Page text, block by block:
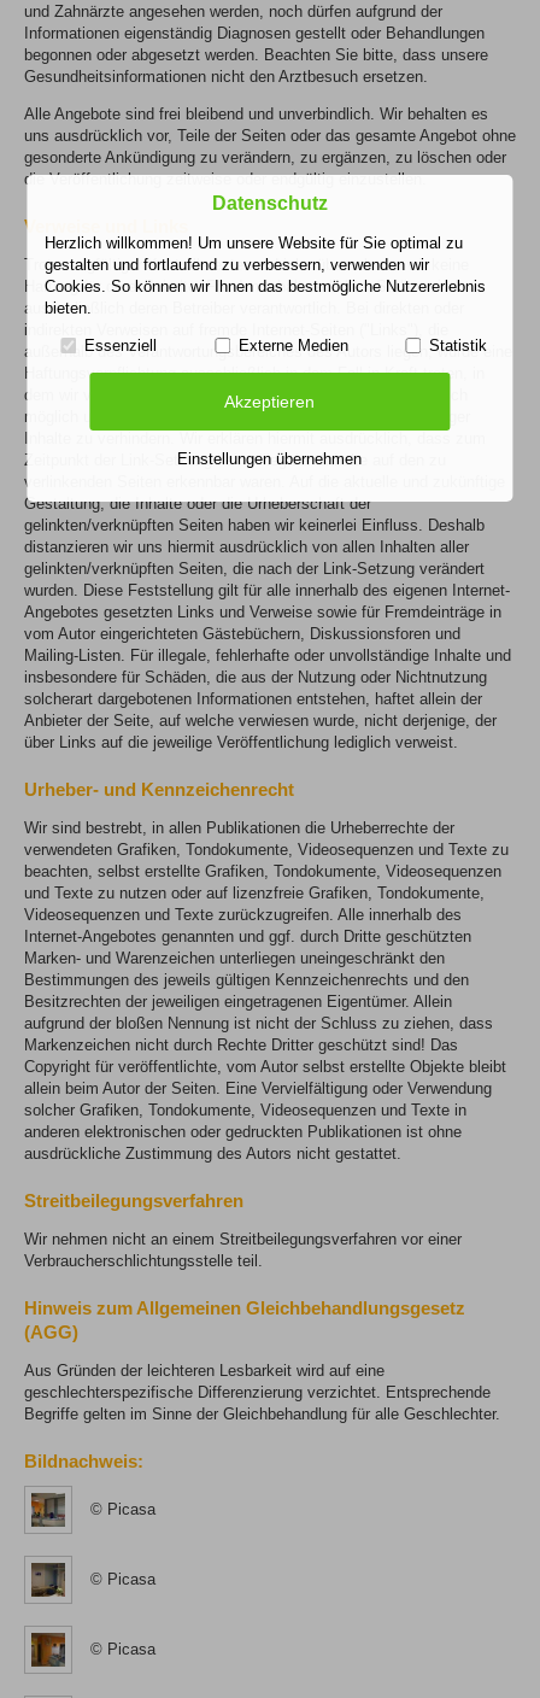
und Zahnärzte angesehen werden, noch dürfen aufgrund der
Informationen eigenständig Diagnosen gestellt oder Behandlungen
begonnen oder abgesetzt werden. Beachten Sie bitte, dass unsere
Gesundheitsinformationen nicht den Arztbesuch ersetzen.
Alle Angebote sind frei bleibend und unverbindlich. Wir behalten es
uns ausdrücklich vor, Teile der Seiten oder das gesamte Angebot ohne
gesonderte Ankündigung zu verändern, zu ergänzen, zu löschen oder
die Veröffentlichung zeitweise oder endgültig einzustellen.
Verweise und Links
Trotz sorgfältiger Kontrolle externer Links übernehmen wir keine
Haftung für deren Inhalte. Für den Inhalt verlinkter Stellen sind
ausschließlich deren Betreiber verantwortlich. Bei direkten oder
indirekten Verweisen auf fremde Internet-Seiten ("Links"), die
außerhalb des Verantwortungsbereiches des Autors liegen, würde eine
Haftungsverpflichtung ausschließlich in dem Fall in Kraft treten, in
dem wir von den Inhalten Kenntnis hätten und es uns technisch
möglich und zumutbar wäre, die Nutzung im Falle rechtswidriger
Zeitpunkt der Link-Setzung keine illegalen Inhalte auf den zu
verlinkenden Seiten erkennbar waren. Auf die aktuelle und zukünftige
Gestaltung, die Inhalte oder die Urheberschaft der
gelinkten/verknüpften Seiten haben wir keinerlei Einfluss. Deshalb
distanzieren wir uns hiermit ausdrücklich von allen Inhalten aller
gelinkten/verknüpften Seiten, die nach der Link-Setzung verändert
wurden. Diese Feststellung gilt für alle innerhalb des eigenen Internet-
Angebotes gesetzten Links und Verweise sowie für Fremdeinträge in
vom Autor eingerichteten Gästebüchern, Diskussionsforen und
Mailing-Listen. Für illegale, fehlerhafte oder unvollständige Inhalte und
insbesondere für Schäden, die aus der Nutzung oder Nichtnutzung
solcherart dargebotenen Informationen entstehen, haftet allein der
Anbieter der Seite, auf welche verwiesen wurde, nicht derjenige, der
über Links auf die jeweilige Veröffentlichung lediglich verweist.
Urheber- und Kennzeichenrecht
Wir sind bestrebt, in allen Publikationen die Urheberrechte der
verwendeten Grafiken, Tondokumente, Videosequenzen und Texte zu
beachten, selbst erstellte Grafiken, Tondokumente, Videosequenzen
und Texte zu nutzen oder auf lizenzfreie Grafiken, Tondokumente,
Videosequenzen und Texte zurückzugreifen. Alle innerhalb des
Internet-Angebotes genannten und ggf. durch Dritte geschützten
Marken- und Warenzeichen unterliegen uneingeschränkt den
Bestimmungen des jeweils gültigen Kennzeichenrechts und den
Besitzrechten der jeweiligen eingetragenen Eigentümer. Allein
aufgrund der bloßen Nennung ist nicht der Schluss zu ziehen, dass
Markenzeichen nicht durch Rechte Dritter geschützt sind! Das
Copyright für veröffentlichte, vom Autor selbst erstellte Objekte bleibt
allein beim Autor der Seiten. Eine Vervielfältigung oder Verwendung
solcher Grafiken, Tondokumente, Videosequenzen und Texte in
anderen elektronischen oder gedruckten Publikationen ist ohne
ausdrückliche Zustimmung des Autors nicht gestattet.
Streitbeilegungsverfahren
Wir nehmen nicht an einem Streitbeilegungsverfahren vor einer
Verbraucherschlichtungsstelle teil.
Hinweis zum Allgemeinen Gleichbehandlungsgesetz
(AGG)
Aus Gründen der leichteren Lesbarkeit wird auf eine
geschlechterspezifische Differenzierung verzichtet. Entsprechende
Begriffe gelten im Sinne der Gleichbehandlung für alle Geschlechter.
Bildnachweis:
© Picasa
© Picasa
© Picasa
Datenschutz
Herzlich willkommen! Um unsere Website für Sie optimal zu
gestalten und fortlaufend zu verbessern, verwenden wir
Cookies. So können wir Ihnen das bestmögliche Nutzererlebnis
bieten.
Essenziell Externe Medien Statistik
Akzeptieren
Einstellungen übernehmen